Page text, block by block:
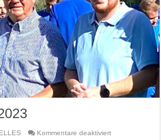
Kommentare deaktiviertfür